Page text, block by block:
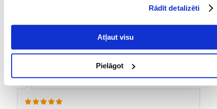
Rādīt detalizēti
Atļaut visu
Pielāgot
Perfekti